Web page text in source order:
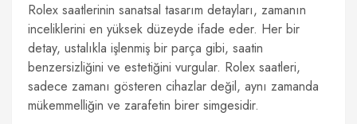
Rolex saatlerinin sanatsal tasarım detayları, zamanın
inceliklerini en yüksek düzeyde ifade eder. Her bir
detay, ustalıkla işlenmiş bir parça gibi, saatin
benzersizliğini ve estetiğini vurgular. Rolex saatleri,
sadece zamanı gösteren cihazlar değil, aynı zamanda
mükemmelliğin ve zarafetin birer simgesidir.